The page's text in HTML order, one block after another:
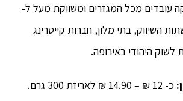
עובדים מכל המגזרים ומשווקת מעל ל-
השיווק, בתי מלון, חברות קייטרינג
לשוק היהודי באירופה.
כ- 12 ₪ – 14.90 ₪ לאריזת 300 גרם.